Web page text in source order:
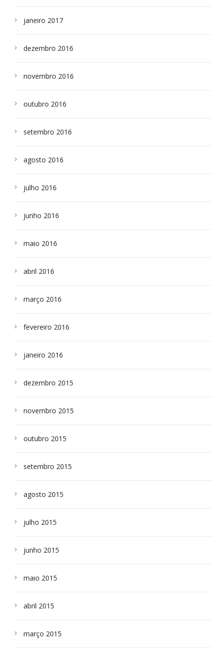
janeiro 2017
dezembro 2016
novembro 2016
outubro 2016
setembro 2016
agosto 2016
julho 2016
junho 2016
maio 2016
abril 2016
março 2016
fevereiro 2016
janeiro 2016
dezembro 2015
novembro 2015
outubro 2015
setembro 2015
agosto 2015
julho 2015
junho 2015
maio 2015
abril 2015
março 2015